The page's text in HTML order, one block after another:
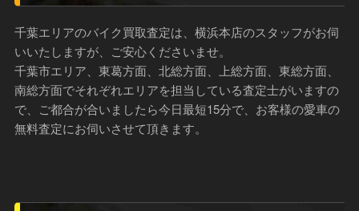
千葉エリアのバイク買取査定は、横浜本店のスタッフがお伺
いいたしますが、ご安心くださいませ。
千葉市エリア、東葛方面、北総方面、上総方面、東総方面、
南総方面でそれぞれエリアを担当している査定士がいますの
で、ご都合が合いましたら今日最短15分で、お客様の愛車の
無料査定にお伺いさせて頂きます。